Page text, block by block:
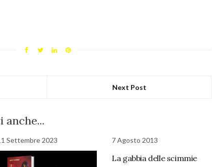
Next Post
Settembre 2023 7 Agosto 2013
La gabbia delle scimmie